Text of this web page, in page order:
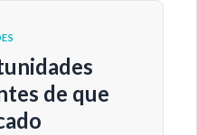
de que